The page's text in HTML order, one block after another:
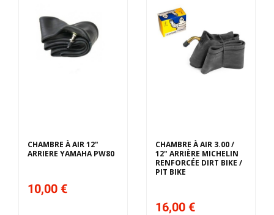
CHAMBRE À AIR 12"
ARRIERE YAMAHA PW80
10,00 €
CHAMBRE À AIR 3.00 /
12" ARRIÈRE MICHELIN
RENFORCÉE DIRT BIKE /
PIT BIKE
16,00 €